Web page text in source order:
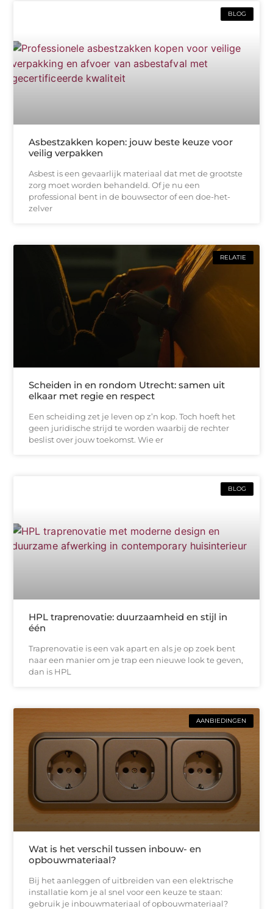
BLOG
Asbestzakken kopen: jouw beste keuze voor
veilig verpakken
Asbest is een gevaarlijk materiaal dat met de grootste
zorg moet worden behandeld. Of je nu een
professional bent in de bouwsector of een doe-het-
zelver
RELATIE
Scheiden in en rondom Utrecht: samen uit
elkaar met regie en respect
Een scheiding zet je leven op z’n kop. Toch hoeft het
geen juridische strijd te worden waarbij de rechter
beslist over jouw toekomst. Wie er
BLOG
HPL traprenovatie: duurzaamheid en stijl in
één
Traprenovatie is een vak apart en als je op zoek bent
naar een manier om je trap een nieuwe look te geven,
dan is HPL
AANBIEDINGEN
Wat is het verschil tussen inbouw- en
opbouwmateriaal?
Bij het aanleggen of uitbreiden van een elektrische
installatie kom je al snel voor een keuze te staan:
gebruik je inbouwmateriaal of opbouwmateriaal?